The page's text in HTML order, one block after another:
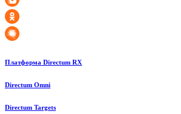
Платформа Directum RX
Directum Omni
Directum Targets